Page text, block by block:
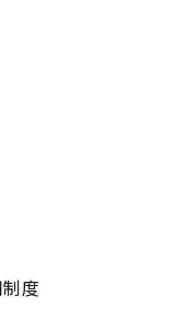
度